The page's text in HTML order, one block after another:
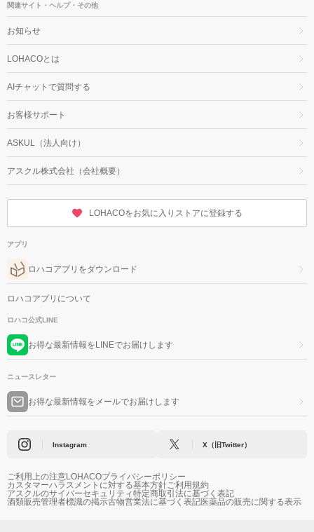
関連サイト・ヘルプ・その他
お知らせ
LOHACOとは
AIチャットで質問する
お客様サポート
ASKUL（法人向け）
アスクル株式会社（会社概要）
LOHACOをお気に入りストアに登録する
アプリ
ロハコアプリをダウンロード
ロハコアプリについて
ロハコ公式LINE
お得な最新情報をLINEでお届けします
ニュースレター
お得な最新情報をメールでお届けします
Instagram X（旧Twitter）
ご利用上の注意LOHACOプライバシーポリシー
カスタマーハラスメントに対する基本方針ご利用規約
アスクルのサイバーセキュリティ特定商取引法に基づく表記
酒類販売管理者標識の掲示古物営業法に基づく表記医薬品の販売に関する表示